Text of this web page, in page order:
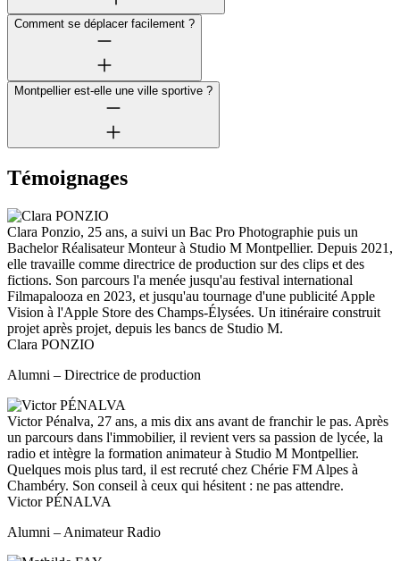
Comment se déplacer facilement ?
Montpellier est-elle une ville sportive ?
Témoignages
Clara Ponzio, 25 ans, a suivi un Bac Pro Photographie puis un
Bachelor Réalisateur Monteur à Studio M Montpellier. Depuis 2021,
elle travaille comme directrice de production sur des clips et des
fictions. Son parcours l'a menée jusqu'au festival international
Filmapalooza en 2023, et jusqu'au tournage d'une publicité Apple
Vision à l'Apple Store des Champs-Élysées. Un itinéraire construit
projet après projet, depuis les bancs de Studio M.
Clara PONZIO
Alumni – Directrice de production
Victor Pénalva, 27 ans, a mis dix ans avant de franchir le pas. Après
un parcours dans l'immobilier, il revient vers sa passion de lycée, la
radio et intègre la formation animateur à Studio M Montpellier.
Quelques mois plus tard, il est recruté chez Chérie FM Alpes à
Chambéry. Son conseil à ceux qui hésitent : ne pas attendre.
Victor PÉNALVA
Alumni – Animateur Radio